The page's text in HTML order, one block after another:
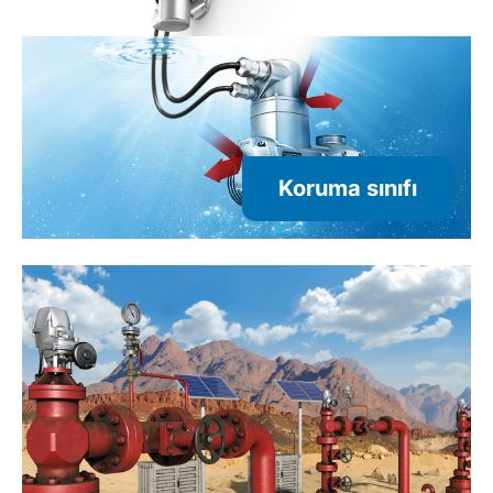
Koruma sınıfı